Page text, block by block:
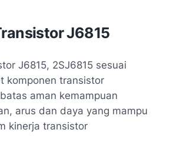
J6815
J6815, 2SJ6815 sesuai
komponen transistor
aman kemampuan
arus dan daya yang mampu
kinerja transistor